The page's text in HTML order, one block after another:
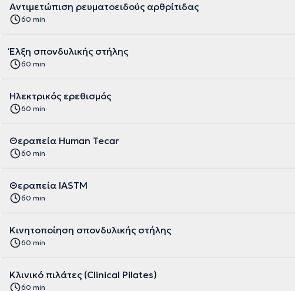
Αντιμετώπιση ρευματοειδούς αρθρίτιδας
60 min
Έλξη σπονδυλικής στήλης
60 min
Ηλεκτρικός ερεθισμός
60 min
Θεραπεία Human Tecar
60 min
Θεραπεία IASTM
60 min
Κινητοποίηση σπονδυλικής στήλης
60 min
Κλινικό πιλάτες (Clinical Pilates)
60 min